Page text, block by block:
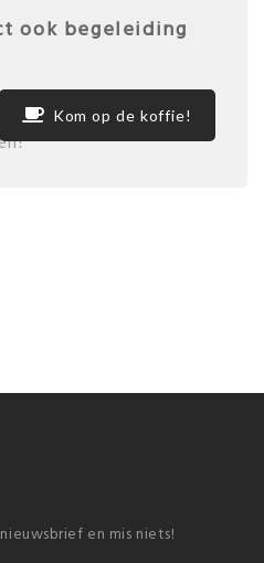
ook begeleiding
project ook
Kom op de koffie!
en mis niets!